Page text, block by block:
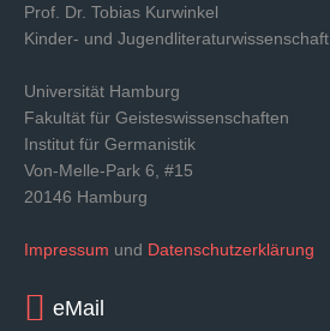
Prof. Dr. Tobias Kurwinkel
Kinder- und Jugendliteraturwissenschaft
Universität Hamburg
Fakultät für Geisteswissenschaften
Institut für Germanistik
Von-Melle-Park 6, #15
20146 Hamburg
Impressum und Datenschutzerklärung
eMail